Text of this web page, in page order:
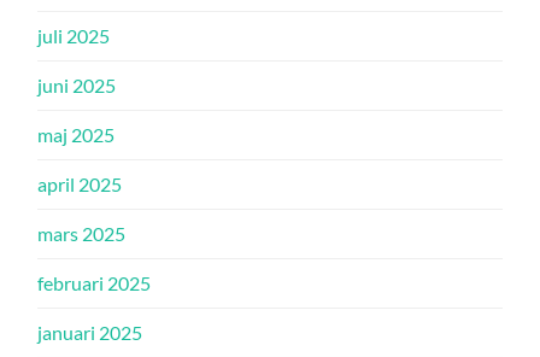
juli 2025
juni 2025
maj 2025
april 2025
mars 2025
februari 2025
januari 2025